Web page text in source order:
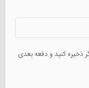
ذخیره کنید و دفعه بعدی